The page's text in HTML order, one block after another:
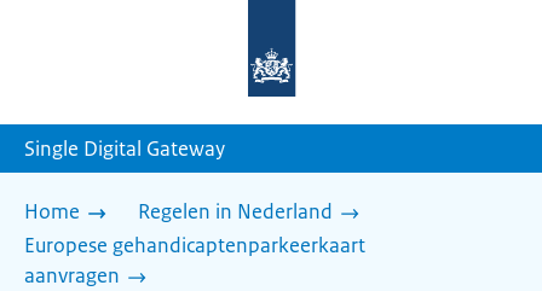
homepage
Single Digital Gateway
Home
Regelen in Nederland
Europese gehandicaptenparkeerkaart
aanvragen